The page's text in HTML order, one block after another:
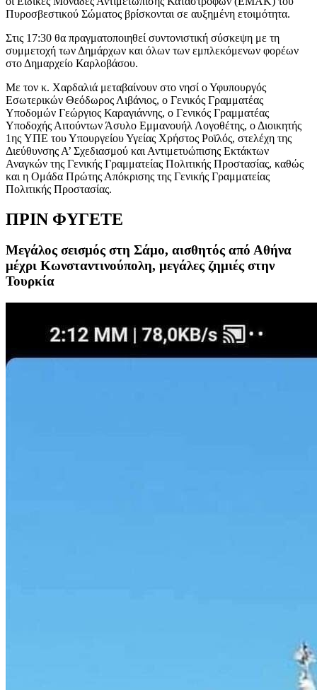
Πυροσβεστικού Σώματος βρίσκονται σε αυξημένη ετοιμότητα.
Στις 17:30 θα πραγματοποιηθεί συντονιστική σύσκεψη με τη
συμμετοχή των Δημάρχων και όλων των εμπλεκόμενων φορέων
στο Δημαρχείο Καρλοβάσου.
Με τον κ. Χαρδαλιά μεταβαίνουν στο νησί ο Υφυπουργός
Εσωτερικών Θεόδωρος Λιβάνιος, ο Γενικός Γραμματέας
Υποδομών Γεώργιος Καραγιάννης, ο Γενικός Γραμματέας
Υποδοχής Αιτούντων Άσυλο Εμμανουήλ Λογοθέτης, ο Διοικητής
1ης ΥΠΕ του Υπουργείου Υγείας Χρήστος Ροϊλός, στελέχη της
Διεύθυνσης Α’ Σχεδιασμού και Αντιμετυώπισης Εκτάκτων
Αναγκών της Γενικής Γραμματείας Πολιτικής Προστασίας, καθώς
και η Ομάδα Πρώτης Απόκρισης της Γενικής Γραμματείας
Πολιτικής Προστασίας.
ΠΡΙΝ ΦΥΓΕΤΕ
Μεγάλος σεισμός στη Σάμο, αισθητός από Αθήνα
μέχρι Κωνσταντινούπολη, μεγάλες ζημιές στην
Τουρκία